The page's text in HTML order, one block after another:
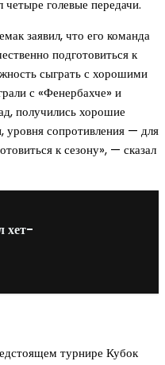
голевые передачи.
заявил, что его команда
подготовиться к
сыграть с хорошими
с «Фенербахче» и
получились хорошие
уровня сопротивления — для
к сезону», — сказал
хет-